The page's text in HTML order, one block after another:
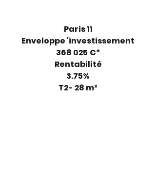
Paris 11
Enveloppe 'investissement
368 025 €*
Rentabilité
3.75%
T2- 28 m²